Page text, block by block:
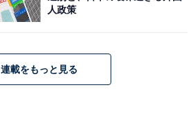
1 2
人政策
連載をもっと見る